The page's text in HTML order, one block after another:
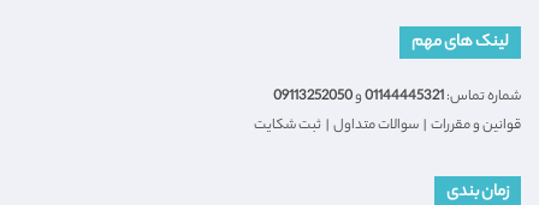
لینک های مهم
شماره تماس:01144445321و09113252050
قوانین و مقررات | سوالات متداول | ثبت شکایت
زمان بندی